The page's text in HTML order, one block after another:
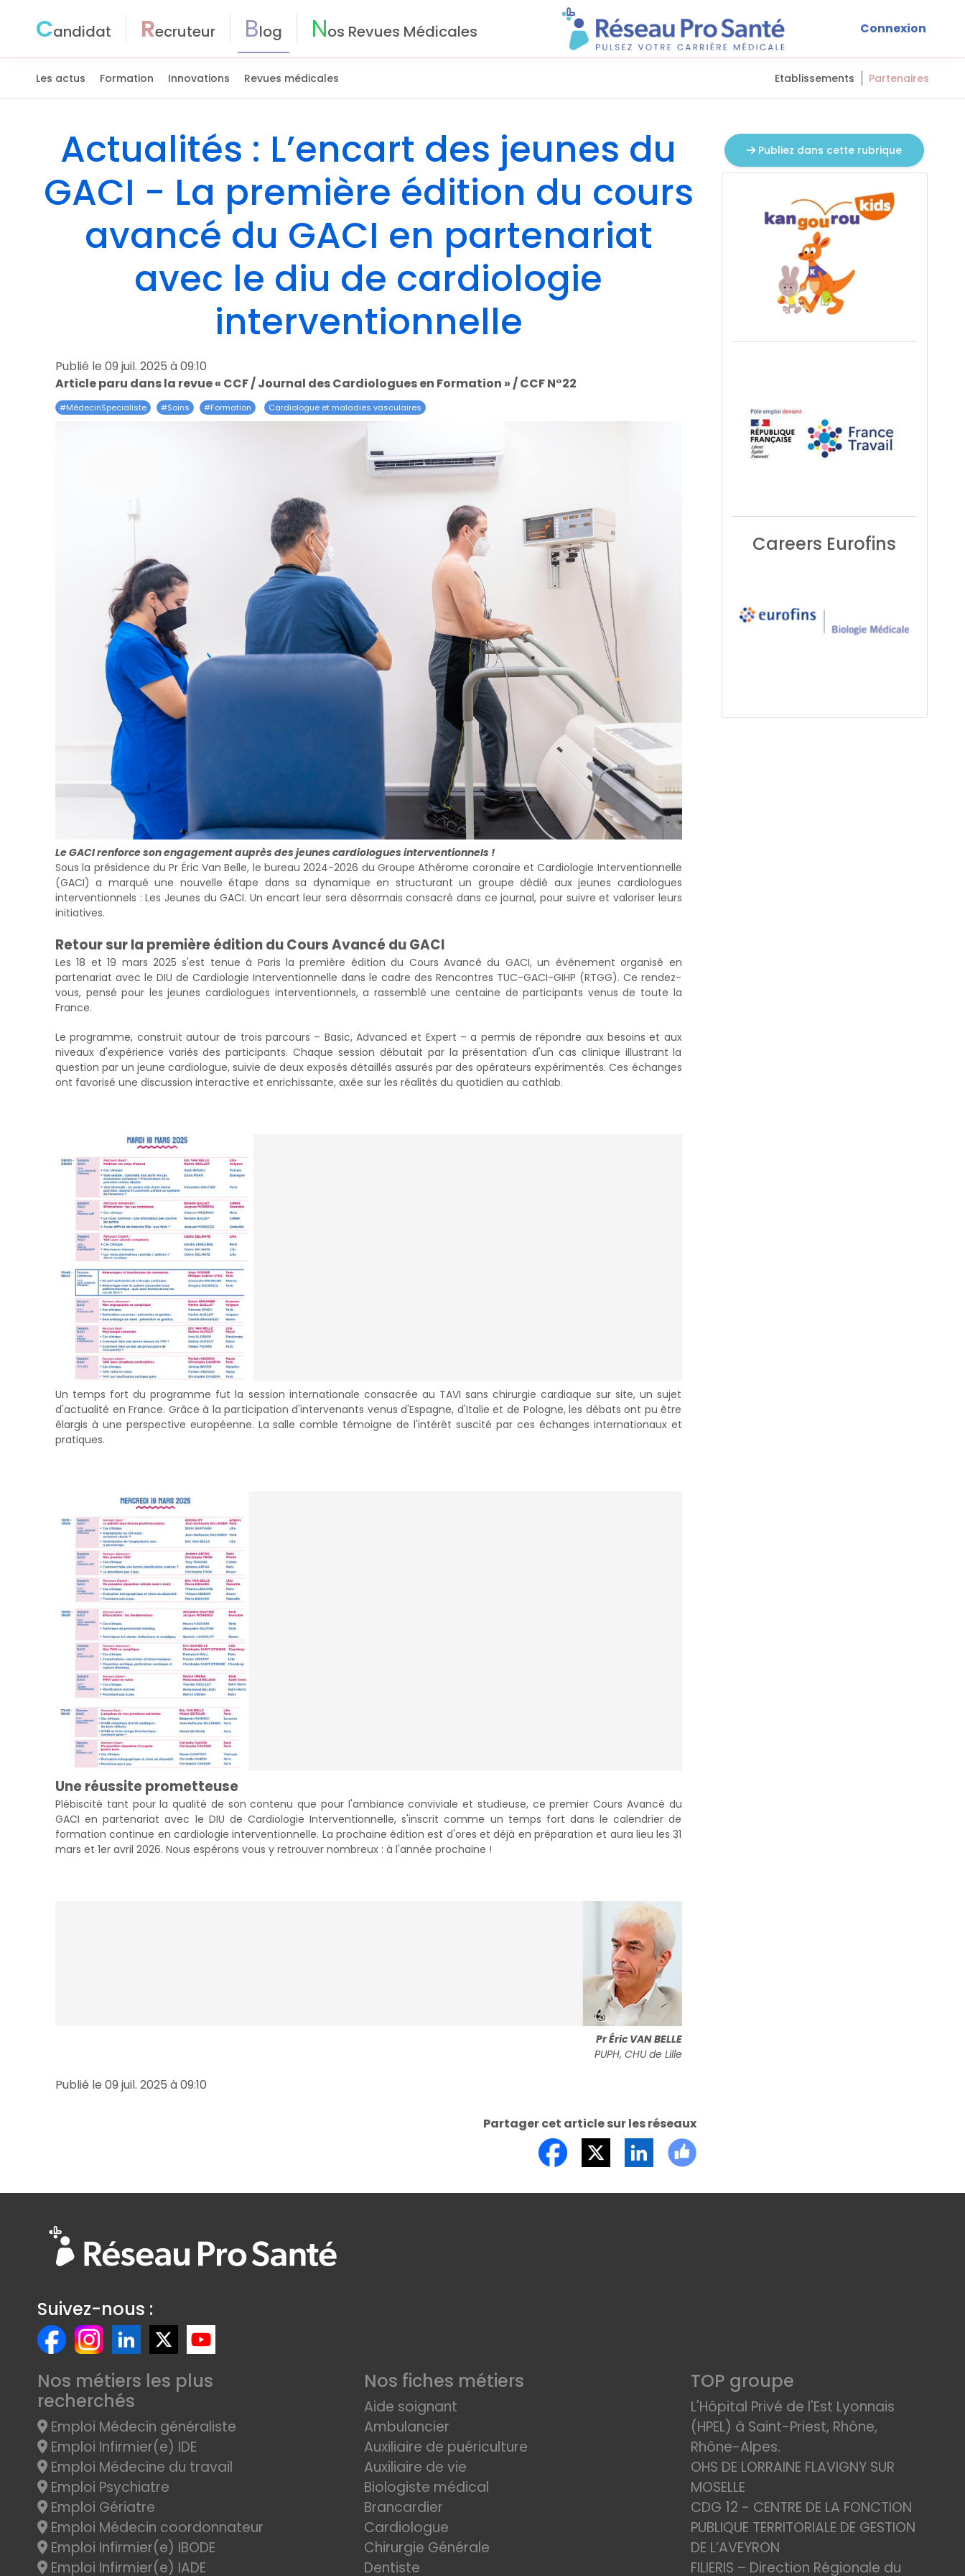
Candidat Recruteur Blog Nos Revues Médicales Connexion
Les actus Formation Innovations Revues médicales Etablissements Partenaires
Actualités : L’encart des jeunes du
GACI - La première édition du cours
avancé du GACI en partenariat
avec le diu de cardiologie
interventionnelle
Publié le 09 juil. 2025 à 09:10
Article paru dans la revue « CCF / Journal des Cardiologues en Formation » / CCF N°22
#MédecinSpecialiste #Soins #Formation Cardiologue et maladies vasculaires
Le GACI renforce son engagement auprès des jeunes cardiologues interventionnels !
Sous la présidence du Pr Éric Van Belle, le bureau 2024-2026 du Groupe Athérome coronaire et Cardiologie Interventionnelle
(GACI) a marqué une nouvelle étape dans sa dynamique en structurant un groupe dédié aux jeunes cardiologues
interventionnels : Les Jeunes du GACI. Un encart leur sera désormais consacré dans ce journal, pour suivre et valoriser leurs
initiatives.
Retour sur la première édition du Cours Avancé du GACI
Les 18 et 19 mars 2025 s'est tenue à Paris la première édition du Cours Avancé du GACI, un événement organisé en
partenariat avec le DIU de Cardiologie Interventionnelle dans le cadre des Rencontres TUC-GACI-GIHP (RTGG). Ce rendez-
vous, pensé pour les jeunes cardiologues interventionnels, a rassemblé une centaine de participants venus de toute la
France.
Le programme, construit autour de trois parcours – Basic, Advanced et Expert – a permis de répondre aux besoins et aux
niveaux d'expérience variés des participants. Chaque session débutait par la présentation d'un cas clinique illustrant la
question par un jeune cardiologue, suivie de deux exposés détaillés assurés par des opérateurs expérimentés. Ces échanges
ont favorisé une discussion interactive et enrichissante, axée sur les réalités du quotidien au cathlab.
Un temps fort du programme fut la session internationale consacrée au TAVI sans chirurgie cardiaque sur site, un sujet
d'actualité en France. Grâce à la participation d'intervenants venus d'Espagne, d'Italie et de Pologne, les débats ont pu être
élargis à une perspective européenne. La salle comble témoigne de l'intérêt suscité par ces échanges internationaux et
pratiques.
Une réussite prometteuse
Plébiscité tant pour la qualité de son contenu que pour l'ambiance conviviale et studieuse, ce premier Cours Avancé du
GACI en partenariat avec le DIU de Cardiologie Interventionnelle, s'inscrit comme un temps fort dans le calendrier de
formation continue en cardiologie interventionnelle. La prochaine édition est d'ores et déjà en préparation et aura lieu les 31
mars et 1er avril 2026. Nous espérons vous y retrouver nombreux : à l'année prochaine !
Pr Éric VAN BELLE
PUPH, CHU de Lille
Publié le 09 juil. 2025 à 09:10
Partager cet article sur les réseaux
Publiez dans cette rubrique
Careers Eurofins
Suivez-nous :
Nos métiers les plus
recherchés
Emploi Médecin généraliste
Emploi Infirmier(e) IDE
Emploi Médecine du travail
Emploi Psychiatre
Emploi Gériatre
Emploi Médecin coordonnateur
Emploi Infirmier(e) IBODE
Emploi Infirmier(e) IADE
Nos fiches métiers
Aide soignant
Ambulancier
Auxiliaire de puériculture
Auxiliaire de vie
Biologiste médical
Brancardier
Cardiologue
Chirurgie Générale
Dentiste
TOP groupe
L'Hôpital Privé de l'Est Lyonnais
(HPEL) à Saint-Priest, Rhône,
Rhône-Alpes.
OHS DE LORRAINE FLAVIGNY SUR
MOSELLE
CDG 12 - CENTRE DE LA FONCTION
PUBLIQUE TERRITORIALE DE GESTION
DE L’AVEYRON
FILIERIS – Direction Régionale du